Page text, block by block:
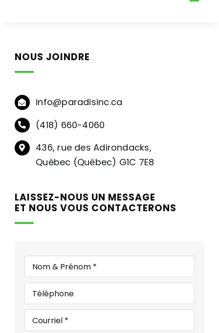
Services
Carrière
Contact
NOUS JOINDRE
info@paradisinc.ca
(418) 660-4060
436, rue des Adirondacks,
Québec (Québec) G1C 7E8
LAISSEZ-NOUS UN MESSAGE
ET NOUS VOUS CONTACTERONS
Prénom
Téléphone
Courriel *